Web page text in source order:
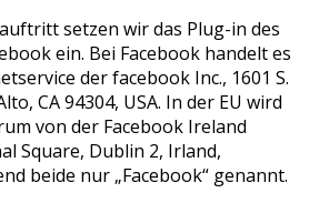
setzen wir das Plug-in des
ein. Bei Facebook handelt es
der facebook Inc., 1601 S.
CA 94304, USA. In der EU wird
von der Facebook Ireland
Square, Dublin 2, Irland,
beide nur „Facebook“ genannt.